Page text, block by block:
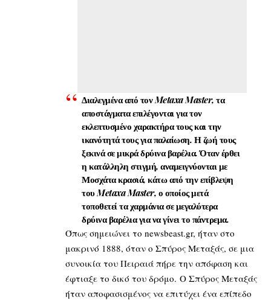
Διαλεγμένα από τον Metaxa Master, τα
αποστάγματα επιλέγονται για τον
εκλεπτυσμένο χαρακτήρα τους και την
ικανότητά τους για παλαίωση. Η ζωή τους
ξεκινά σε μικρά δρύινα βαρέλια. Όταν έρθει
η κατάλληλη στιγμή, αναμειγνύονται με
Μοσχάτα κρασιά, κάτω από την επίβλεψη
του Metaxa Master, ο οποίος μετά
τοποθετεί τα χαρμάνια σε μεγαλύτερα
δρύινα βαρέλια για να γίνει το πάντρεμα.
Όπως σημειώνει το newsbeast.gr, ήταν στο
μακρινό 1888, όταν ο Σπύρος Μεταξάς, σε μια
συνοικία του Πειραιά πήρε την απόφαση και
έφτιαξε το δικό του δρόμο. Ο Σπύρος Μεταξάς
ήταν αποφασισμένος να επιτύχει ένα επίπεδο